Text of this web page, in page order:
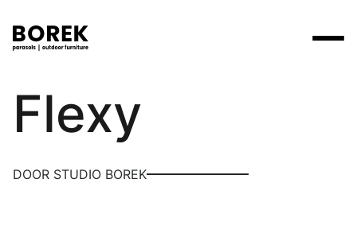
Producten
Collecties
Merken
Zoek
Borek
Flexy
DOOR STUDIO BOREK